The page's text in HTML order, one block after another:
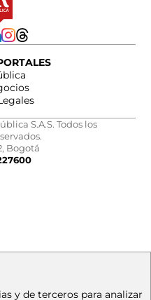
S.A.S. Todos los
Bogotá
y de terceros para analizar